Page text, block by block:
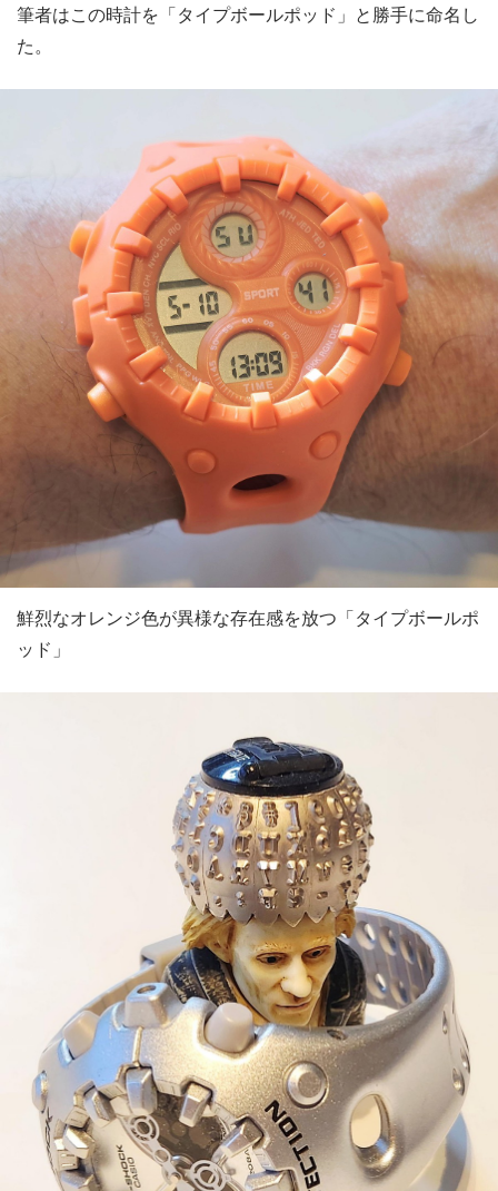
筆者はこの時計を「タイプボールポッド」と勝手に命名し
た。
鮮烈なオレンジ色が異様な存在感を放つ「タイプボールポ
ッド」